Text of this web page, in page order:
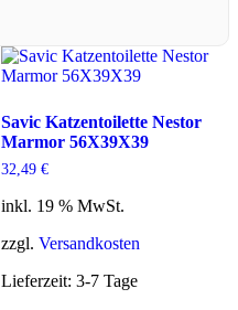
Savic Katzentoilette Nestor
Marmor 56X39X39
32,49 €
inkl. 19 % MwSt.
zzgl. Versandkosten
Lieferzeit: 3-7 Tage